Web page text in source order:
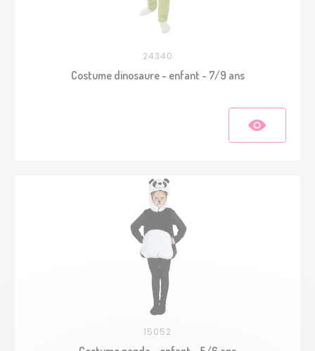
24340
Costume dinosaure - enfant - 7/9 ans
15052